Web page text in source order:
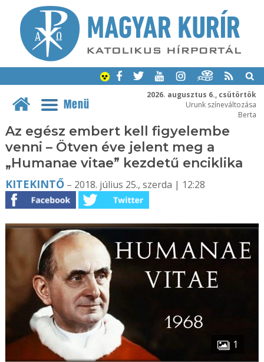
2026. augusztus 6., csütörtök
Urunk színeváltozása
Berta
Menü
Az egész embert kell figyelembe
venni – Ötven éve jelent meg a
„Humanae vitae” kezdetű enciklika
KITEKINTŐ– 2018. július 25., szerda | 12:28
1